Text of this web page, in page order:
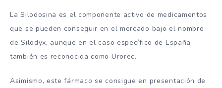
La Silodosina es el componente activo de medicamentos
que se pueden conseguir en el mercado bajo el nombre
de Silodyx, aunque en el caso específico de España
también es reconocida como Urorec.
Asimismo, este fármaco se consigue en presentación de